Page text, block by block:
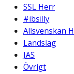
SSL Herr
#ibsilly
Allsvenskan
Landslag
JAS
Övrigt